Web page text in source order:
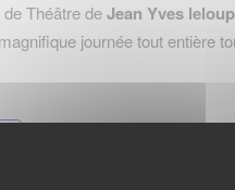
Théâtre deJean Yves leloup
journée tout entière